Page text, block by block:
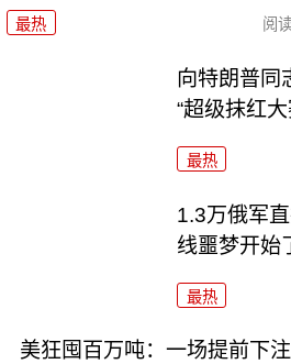
最热 阅
向特朗普同
“超级抹红大
最热
1.3万俄军
线噩梦开始
最热
美狂囤百万吨：一场提前下